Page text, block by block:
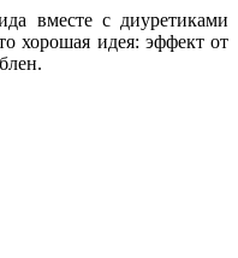
вместе с диуретиками
хорошая идея: эффект от